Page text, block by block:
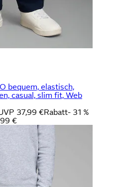
bequem, elastisch,
casual, slim fit, Web
37,99 €Rabatt- 31 %
€